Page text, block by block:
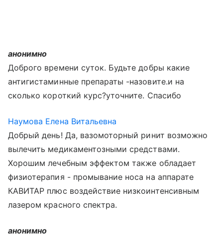
анонимно
Доброго времени суток. Будьте добры какие
антигистаминные препараты -назовите.и на
сколько короткий курс?уточните. Спасибо
Наумова Елена Витальевна
Добрый день! Да, вазомоторный ринит возможно
вылечить медикаментозными средствами.
Хорошим лечебным эффектом также обладает
физиотерапия - промывание носа на аппарате
КАВИТАР плюс воздействие низкоинтенсивным
лазером красного спектра.
анонимно